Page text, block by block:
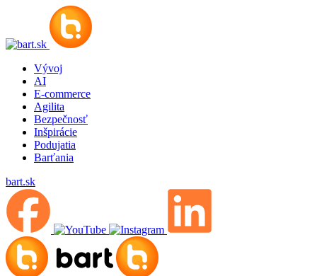
Vývoj
AI
E-commerce
Agilita
Bezpečnosť
Inšpirácie
Podujatia
Barťania
bart.sk